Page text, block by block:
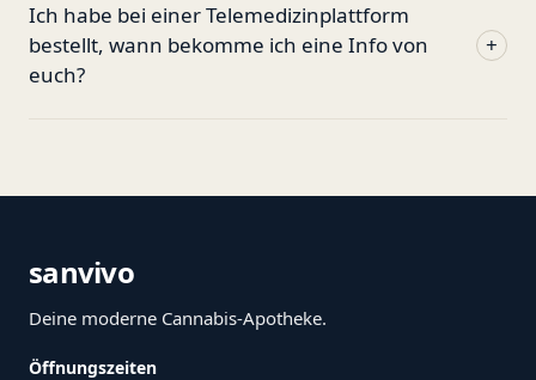
Ich habe bei einer Telemedizinplattform
bestellt, wann bekomme ich eine Info von
euch?
+
sanvivo
Deine moderne Cannabis-Apotheke.
Öffnungszeiten